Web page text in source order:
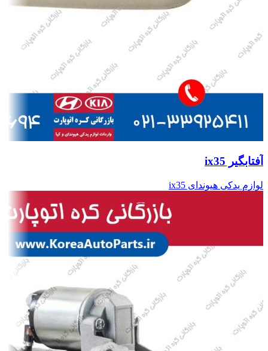
آفتابگیر ix35
لوازم یدکی هیوندای ix35